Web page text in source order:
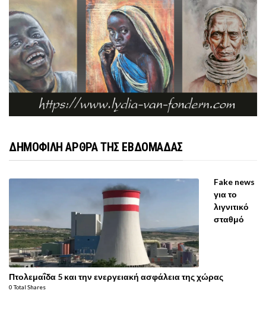
ΔΗΜΟΦΙΛΗ ΑΡΘΡΑ ΤΗΣ ΕΒΔΟΜΑΔΑΣ
Fake news
για το
λιγνιτικό
σταθμό
Πτολεμαΐδα 5 και την ενεργειακή ασφάλεια της χώρας
0 Total Shares